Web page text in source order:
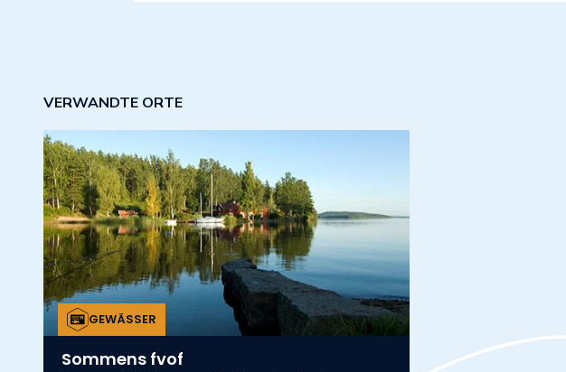
VERWANDTE ORTE
GEWÄSSER
Sommens fvof